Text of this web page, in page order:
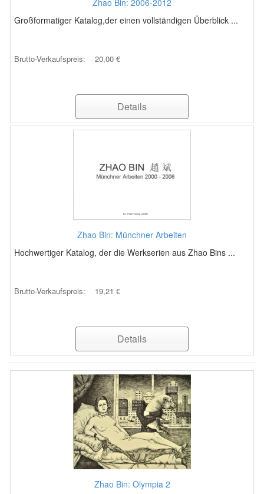
Zhao Bin: 2006-2012
Großformatiger Katalog,der einen vollständigen Überblick ...
Brutto-Verkaufspreis: 20,00 €
Details
Zhao Bin: Münchner Arbeiten
Hochwertiger Katalog, der die Werkserien aus Zhao Bins ...
Brutto-Verkaufspreis: 19,21 €
Details
Zhao Bin: Olympia 2